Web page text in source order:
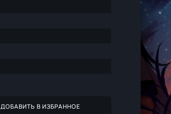
ДОБАВИТЬ В ИЗБРАННОЕ